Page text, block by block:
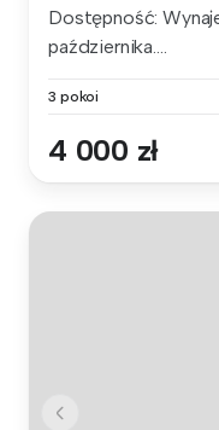
Dostępność:
października....
3 pokoi
4 000 zł